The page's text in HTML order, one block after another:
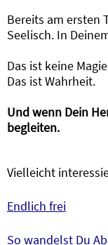
Bereits am ersten
Seelisch. In
Das ist keine
Das ist Wahrheit.
Und wenn Dein
begleiten.
Vielleicht
Endlich frei
So wandelst Du